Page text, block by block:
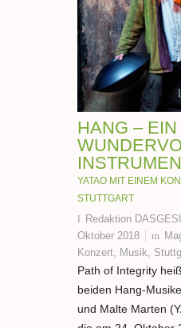
HANG – EIN
YATAO MIT EINEM
STUTTGART
Redaktion
Oktober 2018
Konzert, Musik,
Path of Integrity
beiden Hang-
und Malte Marten